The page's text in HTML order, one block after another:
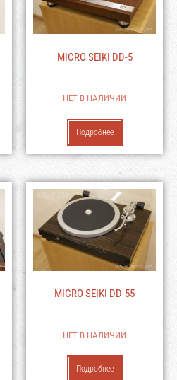
MICRO SEIKI DD-5
НЕТ В НАЛИЧИИ
Подробнее
MICRO SEIKI DD-55
НЕТ В НАЛИЧИИ
Подробнее